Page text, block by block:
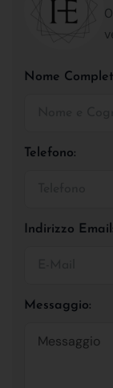
Nome
Telefono:
Indirizzo Email:
Messaggio: